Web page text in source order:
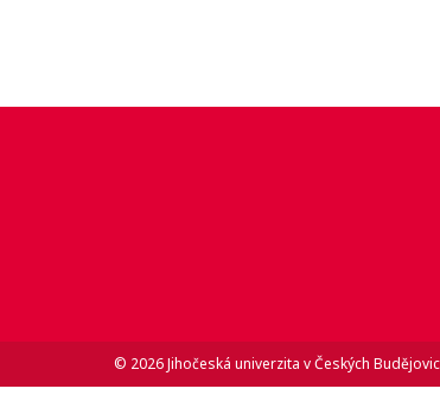
© 2026 Jihočeská univerzita v Českých